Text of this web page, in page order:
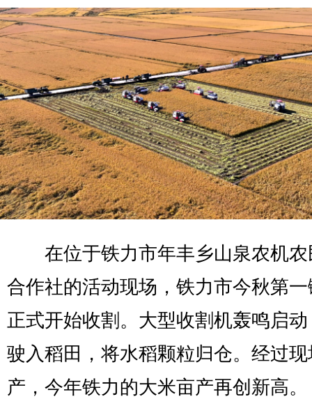
在位于铁力市年丰乡山泉农机农
合作社的活动现场，铁力市今秋第
正式开始收割。大型收割机轰鸣启
驶入稻田，将水稻颗粒归仓。经过
产，今年铁力的大米亩产再创新高。